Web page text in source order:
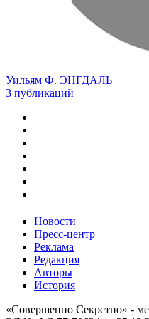
Уильям Ф. ЭНГДАЛЬ
3 публикаций
Новости
Пресс-центр
Реклама
Редакция
Авторы
История
«Совершенно Секретно» -